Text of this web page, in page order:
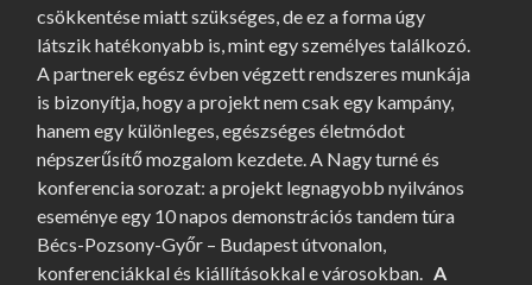
csökkentése miatt szükséges, de ez a forma úgy
látszik hatékonyabb is, mint egy személyes találkozó.
A partnerek egész évben végzett rendszeres munkája
is bizonyítja, hogy a projekt nem csak egy kampány,
hanem egy különleges, egészséges életmódot
népszerűsítő mozgalom kezdete. A Nagy turné és
konferencia sorozat: a projekt legnagyobb nyilvános
eseménye egy 10 napos demonstrációs tandem túra
Bécs-Pozsony-Győr – Budapest útvonalon,
konferenciákkal és kiállításokkal e városokban. A